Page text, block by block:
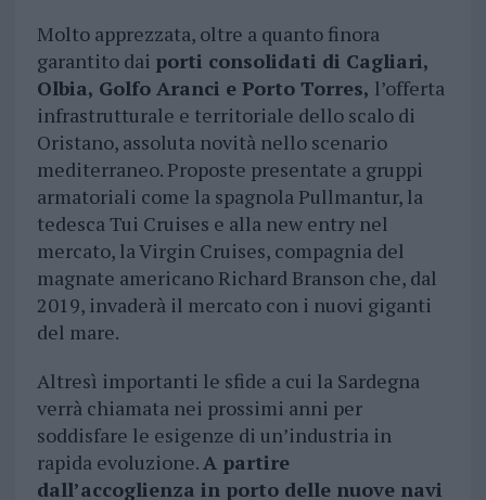
Molto apprezzata, oltre a quanto finora
garantito dai porti consolidati di Cagliari,
Olbia, Golfo Aranci e Porto Torres, l’offerta
infrastrutturale e territoriale dello scalo di
Oristano, assoluta novità nello scenario
mediterraneo. Proposte presentate a gruppi
armatoriali come la spagnola Pullmantur, la
tedesca Tui Cruises e alla new entry nel
mercato, la Virgin Cruises, compagnia del
magnate americano Richard Branson che, dal
2019, invaderà il mercato con i nuovi giganti
del mare.
Altresì importanti le sfide a cui la Sardegna
verrà chiamata nei prossimi anni per
soddisfare le esigenze di un’industria in
rapida evoluzione.A partire
dall’accoglienza in porto delle nuove navi